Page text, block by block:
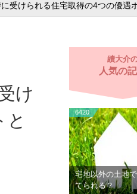
受けられる住宅取得の4つの優遇
け
と
續大介
人気の
6420
宅地以外の土地
てられる？